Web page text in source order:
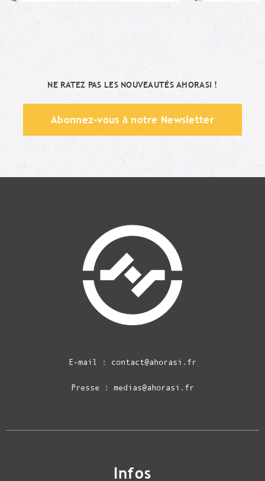
NE RATEZ PAS LES NOUVEAUTÉS AHORASI !
Abonnez-vous à notre Newsletter
E-mail : contact@ahorasi.fr
Presse : medias@ahorasi.fr
Infos